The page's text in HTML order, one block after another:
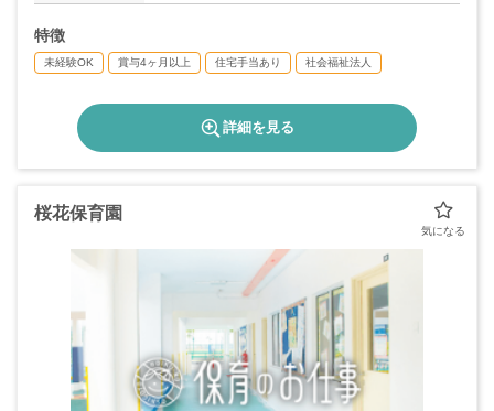
特徴
未経験OK 賞与4ヶ月以上 住宅手当あり 社会福祉法人
詳細を見る
桜花保育園